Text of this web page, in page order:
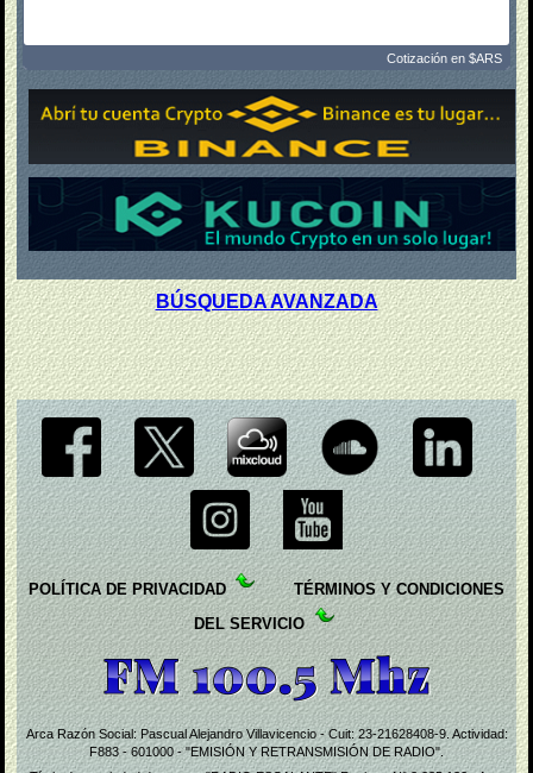
Cotización en $ARS
BÚSQUEDA AVANZADA
POLÍTICA DE PRIVACIDAD
TÉRMINOS Y CONDICIONES
DEL SERVICIO
Arca Razón Social: Pascual Alejandro Villavicencio - Cuit: 23-21628408-9. Actividad:
F883 - 601000 - "EMISIÓN Y RETRANSMISIÓN DE RADIO".